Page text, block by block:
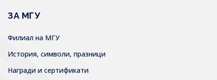
ЗА МГУ
Филиал на МГУ
История, символи, празници
Награди и сертификати